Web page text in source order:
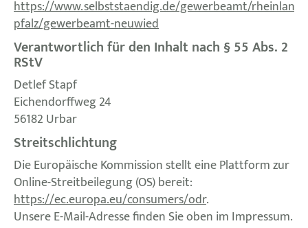
https://www.selbststaendig.de/gewerbeamt/rheinland-
pfalz/gewerbeamt-neuwied
Verantwortlich für den Inhalt nach § 55 Abs. 2
RStV
Detlef Stapf
Eichendorffweg 24
56182 Urbar
Streitschlichtung
Die Europäische Kommission stellt eine Plattform zur
Online-Streitbeilegung (OS) bereit:
https://ec.europa.eu/consumers/odr.
Unsere E-Mail-Adresse finden Sie oben im Impressum.